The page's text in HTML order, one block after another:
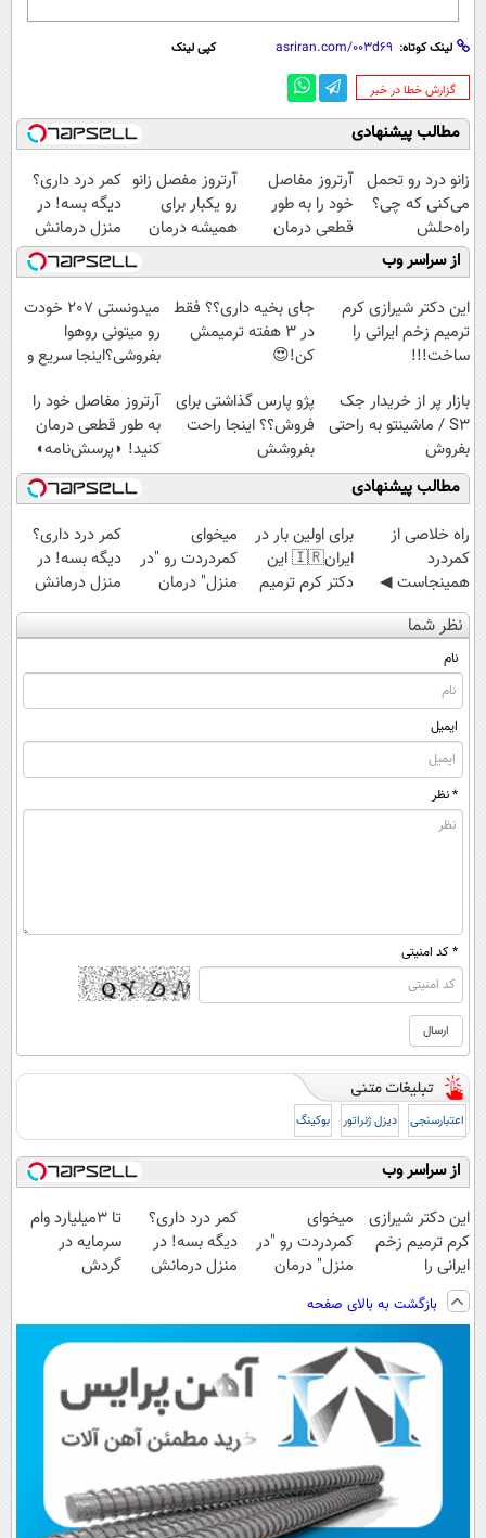
لینک کوتاه: کپی لینک
‌گزارش خطا در خبر
مطالب پیشنهادی
زانو درد رو تحمل
می‌کنی که چی؟
راه‌حلش
همین‌جاست!
آرتروز مفاصل
خود را به طور
قطعی درمان
کنید!
◗پرسش‌نامه◖
آرتروز مفصل زانو
رو یکبار برای
همیشه درمان
کن!
◗پرسش‌نامه◖
کمر درد داری؟
دیگه بسه! در
منزل درمانش
کن
(◀پرسش‌نامه)
از سراسر وب
این دکتر شیرازی کرم
ترمیم زخم ایرانی را
ساخت!!!
جای بخیه داری؟؟ فقط
در 3 هفته ترمیمش
کن!😍
میدونستی 207 خودت
رو میتونی روهوا
بفروشی؟اینجا سریع و
بازار پر از خریدار جک
S3 / ماشینتو به راحتی
بفروش
پژو پارس گذاشتی برای
فروش؟؟ اینجا راحت
بفروشش
آرتروز مفاصل خود را
به طور قطعی درمان
کنید! ◗پرسش‌نامه◖
مطالب پیشنهادی
‌راه خلاصی از
کمردرد
همینجاست ◀
فقط کافیه فرم
رو پر کنی!
برای اولین بار در
ایران🇮🇷 این
دکتر کرم ترمیم
کننده 23 روزه
ساخت!
میخوای
کمردردت رو "در
منزل" درمان
کنی؟ (◂فیلم +
◂پرسش‌نامه)
کمر درد داری؟
دیگه بسه! در
منزل درمانش
کن
(◀پرسش‌نامه)
نظر شما
نام
ایمیل
* نظر
* کد امنیتی
اعتبارسنجی دیزل ژنراتور بوکینگ
از سراسر وب
این دکتر شیرازی
کرم ترمیم زخم
ایرانی را
ساخت!!!
میخوای
کمردردت رو "در
منزل" درمان
◂پرسش‌نامه)
کمر درد داری؟
دیگه بسه! در
منزل درمانش
تا 3میلیارد وام
سرمایه در
گردش
ثبت کن
بازگشت به بالای صفحه